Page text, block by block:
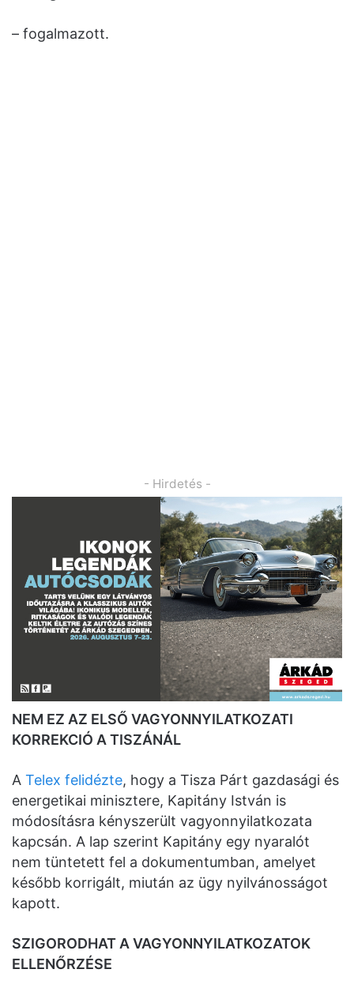
– fogalmazott.
- Hirdetés -
NEM EZ AZ ELSŐ VAGYONNYILATKOZATI
KORREKCIÓ A TISZÁNÁL
A Telex felidézte, hogy a Tisza Párt gazdasági és
energetikai minisztere, Kapitány István is
módosításra kényszerült vagyonnyilatkozata
kapcsán. A lap szerint Kapitány egy nyaralót
nem tüntetett fel a dokumentumban, amelyet
később korrigált, miután az ügy nyilvánosságot
kapott.
SZIGORODHAT A VAGYONNYILATKOZATOK
ELLENŐRZÉSE